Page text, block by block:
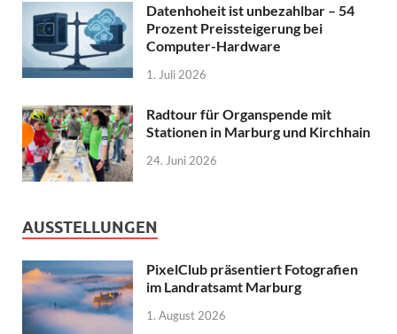
Datenhoheit ist unbezahlbar – 54
Prozent Preissteigerung bei
Computer-Hardware
1. Juli 2026
Radtour für Organspende mit
Stationen in Marburg und Kirchhain
24. Juni 2026
AUSSTELLUNGEN
PixelClub präsentiert Fotografien
im Landratsamt Marburg
1. August 2026